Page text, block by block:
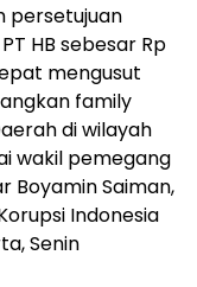
persetujuan
HB sebesar Rp
mengusut
family
di wilayah
wakil pemegang
Boyamin Saiman,
Indonesia
Senin